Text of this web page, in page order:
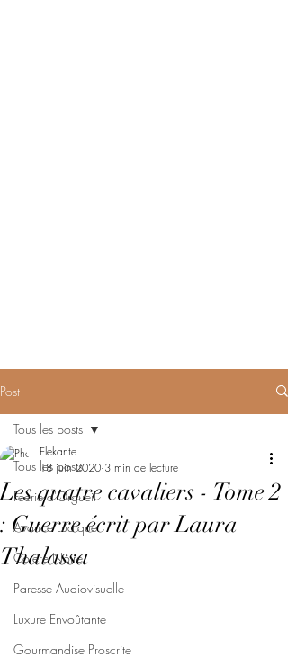
Post
Tous les posts
Féerie d'Orgueil
Avarice Ludique
Colère Noire
Paresse Audiovisuelle
Luxure Envoûtante
Gourmandise Proscrite
Tous les posts
Les quatre cavaliers - Tome 2
: Guerre écrit par Laura
Thalassa
Elekante
18 juin 2020 3 min de lecture